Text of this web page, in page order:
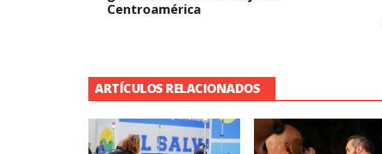
Centroamérica
ARTÍCULOS RELACIONADOS